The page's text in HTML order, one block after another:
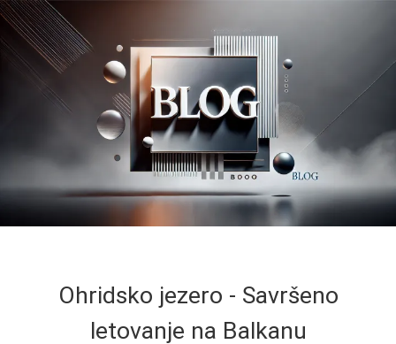
Ohridsko jezero - Savršeno
letovanje na Balkanu